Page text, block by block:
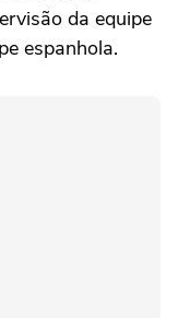
da equipe
espanhola.